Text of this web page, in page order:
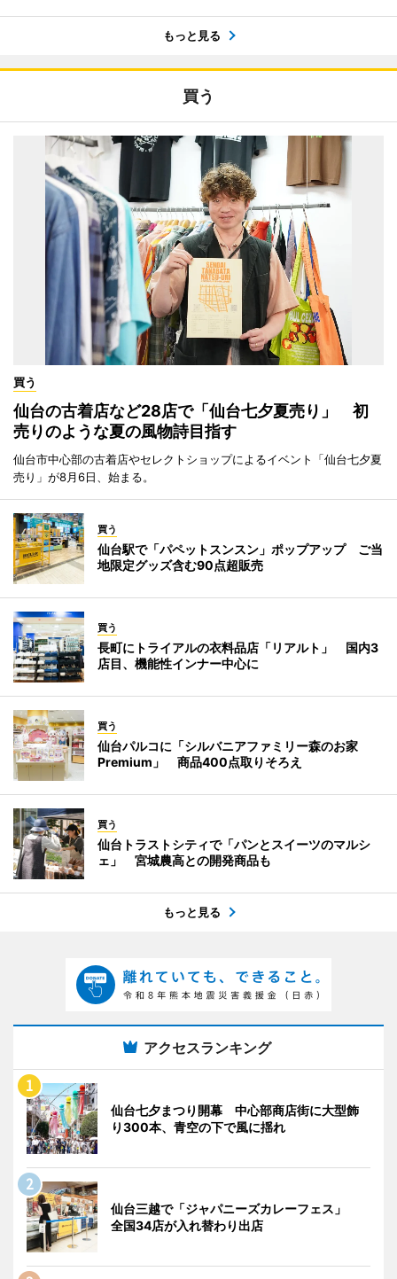
もっと見る
買う
買う
仙台の古着店など28店で「仙台七夕夏売り」 初
売りのような夏の風物詩目指す
仙台市中心部の古着店やセレクトショップによるイベント「仙台七夕夏
売り」が8月6日、始まる。
買う
仙台駅で「パペットスンスン」ポップアップ ご当
地限定グッズ含む90点超販売
買う
長町にトライアルの衣料品店「リアルト」 国内3
店目、機能性インナー中心に
買う
仙台パルコに「シルバニアファミリー森のお家
Premium」 商品400点取りそろえ
買う
仙台トラストシティで「パンとスイーツのマルシ
ェ」 宮城農高との開発商品も
もっと見る
アクセスランキング
仙台七夕まつり開幕 中心部商店街に大型飾
り300本、青空の下で風に揺れ
仙台三越で「ジャパニーズカレーフェス」
全国34店が入れ替わり出店